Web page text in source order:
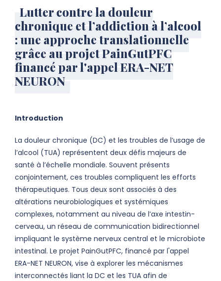
Lutter contre la douleur
chronique et l’addiction à l’alcool
: une approche translationnelle
grâce au projet PainGutPFC
financé par l'appel ERA-NET
NEURON
Introduction
La douleur chronique (DC) et les troubles de l’usage de
l’alcool (TUA) représentent deux défis majeurs de
santé à l’échelle mondiale. Souvent présents
conjointement, ces troubles compliquent les efforts
thérapeutiques. Tous deux sont associés à des
altérations neurobiologiques et systémiques
complexes, notamment au niveau de l’axe intestin-
cerveau, un réseau de communication bidirectionnel
impliquant le système nerveux central et le microbiote
intestinal. Le projet PainGutPFC, financé par l'appel
ERA-NET NEURON, vise à explorer les mécanismes
interconnectés liant la DC et les TUA afin de